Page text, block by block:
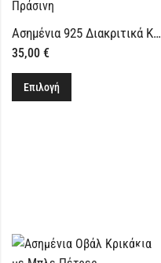
Ασημένια 925 Διακριτικά Κρικάκια με Καρδούλα Πράσινη
35,00 €
Επιλογή